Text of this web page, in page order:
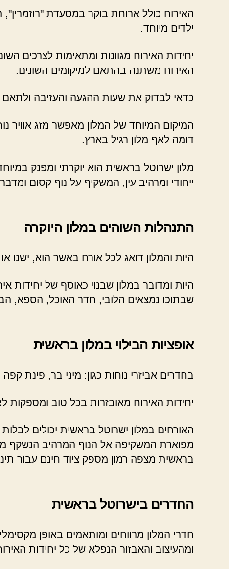
האירוח כולל ארוחת בוקר במסעדת
ילדים מיוחד.
יחידות האירוח מגוונות ומתאימות לצרכים
האירוח משתנה בהתאם למיקומים השונים.
כדאי לבדוק את שעות ההגעה והעזיבה
המיקום המיוחד של המלון מאפשר מזג אוויר
דומה לאף מלון רגיל בארץ.
מלון ישרוטל בראשית הוא יוקרתי ומפנק
ייחודי ומרהיב עין, המשקיף על נוף קסום
התנהלות השוהים במלון היוקרה
היות והמלון דואג לכל אורח באשר הוא,
היות ומדובר במלון שבנוי כאוסף של
שבתוכו נמצאים הלובי, חדר האוכל, הספא,
אופציות הבילוי במלון בראשית
בחדרים אביזרי נוחות כגון: מיני בר, פינת קפה
יחידות האירוח מאובזרות בכל טוב ומספקות
האורחים במלון ישרוטל בראשית יכולים
מפוארת המשקיפה אל הנוף המרהיב הנשקף
בראשית מצפה רמון מספק ציוד חינם עבור
החדרים בישרוטל בראשית
חדרי המלון מרווחים ומותאמים באופן
ומהעיצוב והאבזור הנפלא של כל יחידות